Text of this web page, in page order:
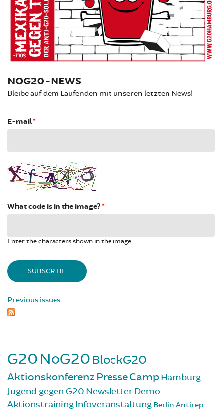
NOG20-NEWS
Bleibe auf dem Laufenden mit unseren letzten News!
E-mail*
What code is in the image? *
Enter the characters shown in the image.
Previous issues
G20NoG20 BlockG20
Aktionskonferenz PresseCampHamburg
Jugend gegen G20 NewsletterDemo
AktionstrainingInfoveranstaltung Berlin Antirep